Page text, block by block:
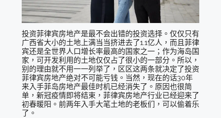
投资菲律宾房地产是最不会出错的投资选择。仅仅只有
广西省大小的土地上满当当挤进去了1.1亿人，而且菲律
宾还是全世界人口增长率最高的国家之一；作为海岛国
家，可开发利用的土地仅仅占了很小的一部分。所以，
别的理由就不用一一列举了，区区这两条就决定了投资
菲律宾房地产绝对不可能亏钱。当然，现在的话30年
来入手菲岛房地产最佳时机已经消失了。原因也很简
单，新冠疫情即将结束，菲律宾房地产行业已经迎来了
初春暖阳。前两年入手大笔土地的老板们，可以偷着乐
了。